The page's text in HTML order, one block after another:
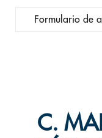
Formulario de
C.